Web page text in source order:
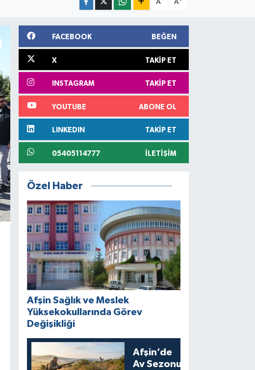
A A
FACEBOOK BEĞEN
X TAKIP ET
INSTAGRAM TAKIP ET
YOUTUBE ABONE OL
LINKEDIN TAKIP ET
05405114777 İLETIŞIM
Özel Haber
Afşin Sağlık ve Meslek
Yüksekokullarında Görev
Değişikliği
Afşin’de
Av Sezonu